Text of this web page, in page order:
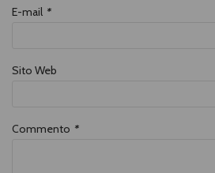
E-mail *
Sito Web
Commento *